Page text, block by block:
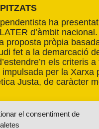
el consentiment de
ha
d’àmbit
proposta pròpia
fet a la demarcació
els criteris a
per la Xarxa
Justa, de caràcter